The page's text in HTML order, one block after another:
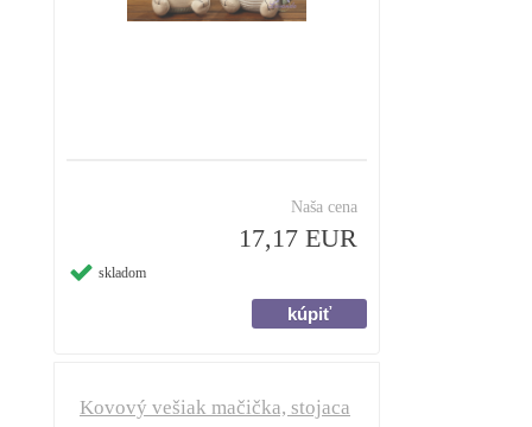
Naša cena
17,17 EUR
skladom
Kovový vešiak mačička, stojaca